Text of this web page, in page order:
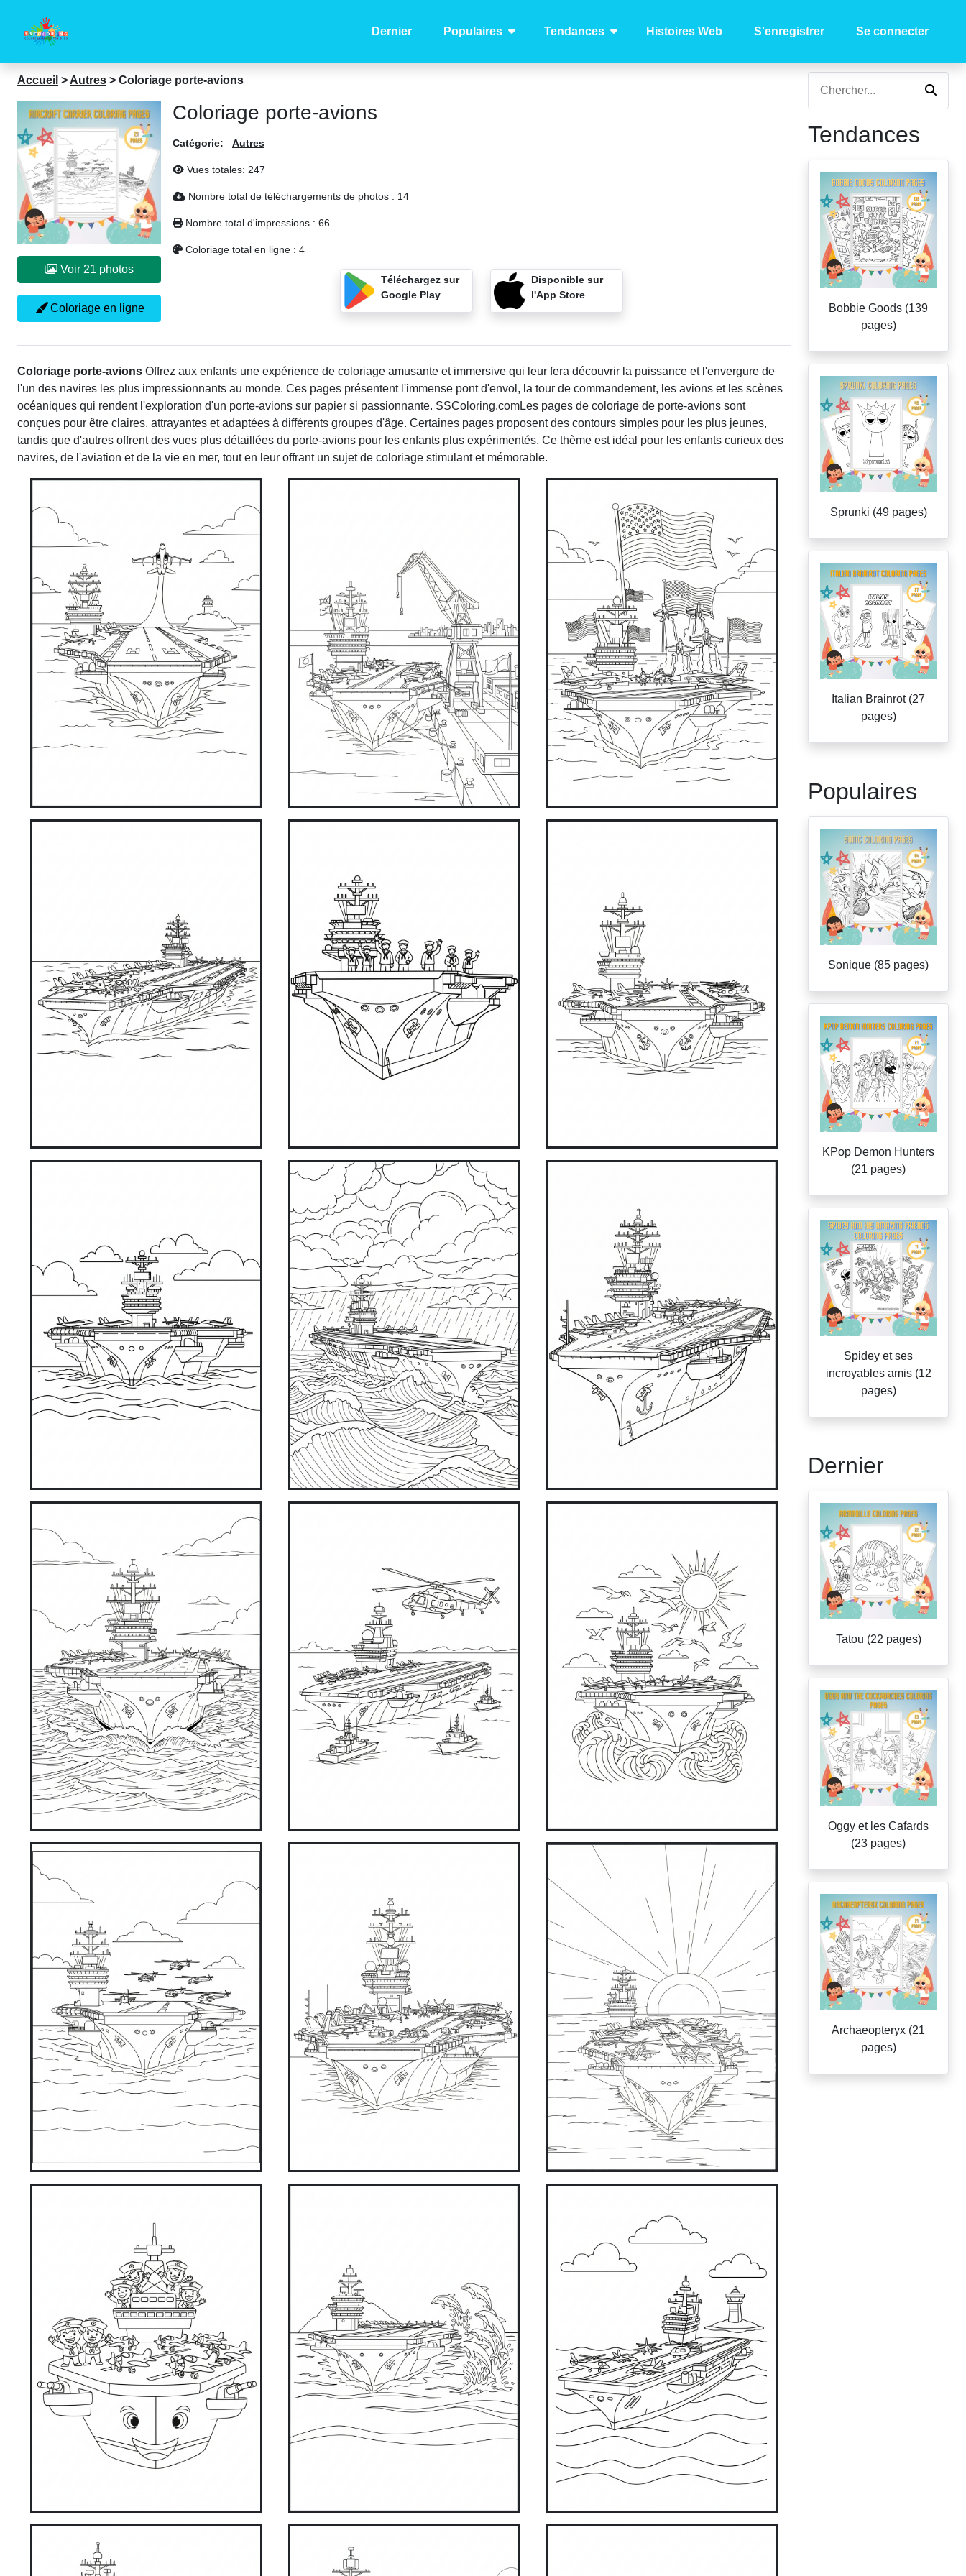
Dernier Populaires Tendances Histoires Web S'enregistrer Se connecter
Accueil > Autres > Coloriage porte-avions
Voir 21 photos
Coloriage en ligne
Coloriage porte-avions
Catégorie: Autres
Vues totales: 247
Nombre total de téléchargements de photos : 14
Nombre total d'impressions : 66
Coloriage total en ligne : 4
Téléchargez sur
Google Play
Disponible sur
l'App Store
Coloriage porte-avions Offrez aux enfants une expérience de coloriage amusante et immersive qui leur fera découvrir la puissance et l'envergure de
l'un des navires les plus impressionnants au monde. Ces pages présentent l'immense pont d'envol, la tour de commandement, les avions et les scènes
océaniques qui rendent l'exploration d'un porte-avions sur papier si passionnante. SSColoring.comLes pages de coloriage de porte-avions sont
conçues pour être claires, attrayantes et adaptées à différents groupes d'âge. Certaines pages proposent des contours simples pour les plus jeunes,
tandis que d'autres offrent des vues plus détaillées du porte-avions pour les enfants plus expérimentés. Ce thème est idéal pour les enfants curieux des
navires, de l'aviation et de la vie en mer, tout en leur offrant un sujet de coloriage stimulant et mémorable.
Tendances
Bobbie Goods (139
pages)
Sprunki (49 pages)
Italian Brainrot (27
pages)
Populaires
Sonique (85 pages)
KPop Demon Hunters
(21 pages)
Spidey et ses
incroyables amis (12
pages)
Dernier
Tatou (22 pages)
Oggy et les Cafards
(23 pages)
Archaeopteryx (21
pages)